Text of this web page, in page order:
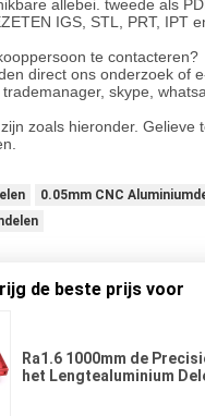
allebei. tweede als
IGS, STL, PRT, IPT
te contacteren?
direct ons onderzoek of
skype,
zoals hieronder. Gelieve
0.05mm CNC
de beste prijs voor
Ra1.6 1000mm de
het Lengtealuminium